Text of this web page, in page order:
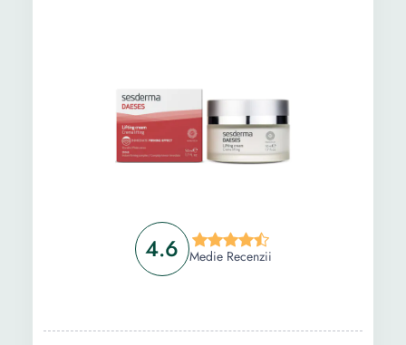
4.6 Medie Recenzii